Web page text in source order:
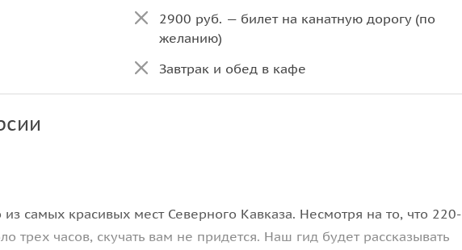
2900 руб. — билет на канатную дорогу (по
желанию)
Завтрак и обед в кафе
самых красивых мест Северного Кавказа. Несмотря на то, что 220-
трех часов, скучать вам не придется. Наш гид будет рассказывать